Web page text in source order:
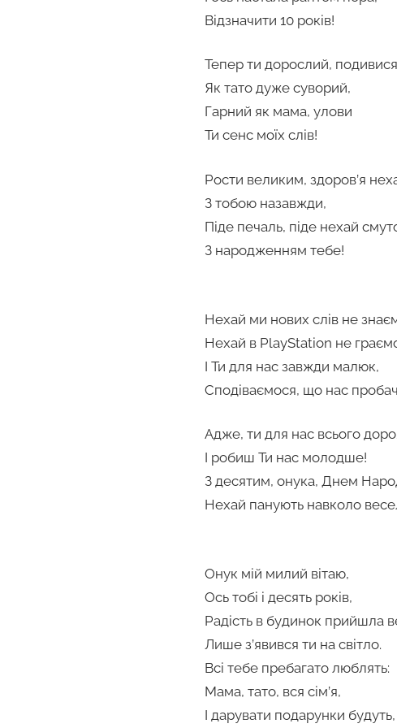
Відзначити 10 років!
Тепер ти дорослий,
Як тато дуже суворий,
Гарний як мама, улови
Ти сенс моїх слів!
Рости великим, здоров’я
З тобою назавжди,
Піде печаль, піде нехай
З народженням тебе!
Нехай ми нових слів не
Нехай в PlayStation не
І Ти для нас завжди малюк,
Сподіваємося, що нас
Адже, ти для нас всього
І робиш Ти нас молодше!
З десятим, онука, Днем
Нехай панують навколо
Онук мій милий вітаю,
Ось тобі і десять років,
Радість в будинок прийшла
Лише з’явився ти на світло.
Всі тебе пребагато люблять:
Мама, тато, вся сім’я,
І дарувати подарунки будуть,